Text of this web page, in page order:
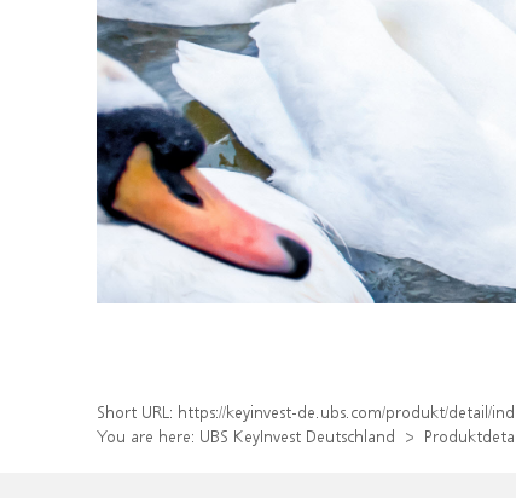
Short URL: https://keyinvest-de.ubs.com/produkt/detail/
You are here: UBS KeyInvest Deutschland